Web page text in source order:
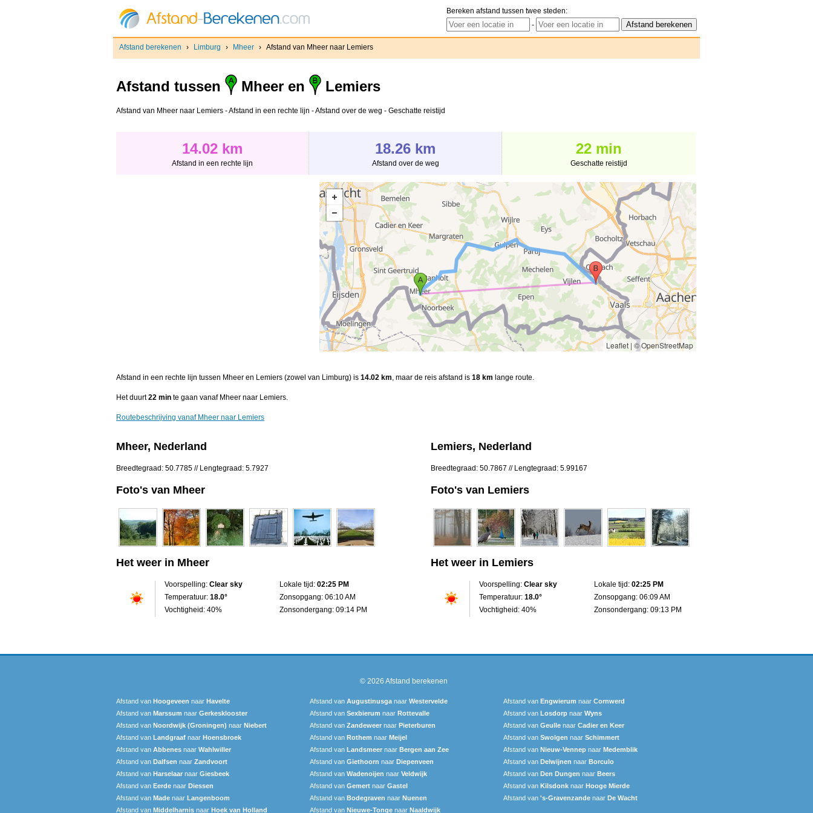
Bereken afstand tussen twee steden:
-
Afstand berekenen › Limburg › Mheer › Afstand van Mheer naar Lemiers
Afstand tussen Mheer en Lemiers
Afstand van Mheer naar Lemiers - Afstand in een rechte lijn - Afstand over de weg - Geschatte reistijd
14.02 km
Afstand in een rechte lijn
18.26 km
Afstand over de weg
22 min
Geschatte reistijd
Leaflet | © OpenStreetMap
Afstand in een rechte lijn tussen Mheer en Lemiers (zowel van Limburg) is 14.02 km, maar de reis afstand is 18 km lange route.
Het duurt22 min te gaan vanaf Mheer naar Lemiers.
Routebeschrijving vanaf Mheer naar Lemiers
Mheer, Nederland
Breedtegraad: 50.7785 // Lengtegraad: 5.7927
Foto's van Mheer
Het weer in Mheer
Voorspelling: Clear sky
Temperatuur: 18.0°
Vochtigheid: 40%
Lokale tijd: 02:25 PM
Zonsopgang: 06:10 AM
Zonsondergang: 09:14 PM
Lemiers, Nederland
Breedtegraad: 50.7867 // Lengtegraad: 5.99167
Foto's van Lemiers
Het weer in Lemiers
Voorspelling: Clear sky
Temperatuur: 18.0°
Vochtigheid: 40%
Lokale tijd: 02:25 PM
Zonsopgang: 06:09 AM
Zonsondergang: 09:13 PM
© 2026 Afstand berekenen
Afstand van Hoogeveen naar Havelte Afstand van Augustinusga naar Westervelde Afstand van Engwierum naar Cornwerd
Afstand van Marssum naar Gerkesklooster Afstand van Sexbierum‎ naar Rottevalle Afstand van Losdorp naar Wyns
Afstand van Noordwijk (Groningen) naar Niebert Afstand van Zandeweer naar Pieterburen Afstand van Geulle naar Cadier en Keer
Afstand van Landgraaf naar Hoensbroek Afstand van Rothem naar Meijel Afstand van Swolgen naar Schimmert
Afstand van Abbenes naar Wahlwiller Afstand van Landsmeer naar Bergen aan Zee Afstand van Nieuw-Vennep naar Medemblik
Afstand van Dalfsen naar Zandvoort Afstand van Giethoorn naar Diepenveen Afstand van Delwijnen naar Borculo
Afstand van Harselaar naar Giesbeek Afstand van Wadenoijen naar Veldwijk Afstand van Den Dungen naar Beers
Afstand van Eerde naar Diessen Afstand van Gemert naar Gastel Afstand van Kilsdonk naar Hooge Mierde
Afstand van Made naar Langenboom Afstand van Bodegraven naar Nuenen Afstand van 's-Gravenzande naar De Wacht
Afstand van Middelharnis naar Hoek van Holland Afstand van Nieuwe-Tonge naar Naaldwijk